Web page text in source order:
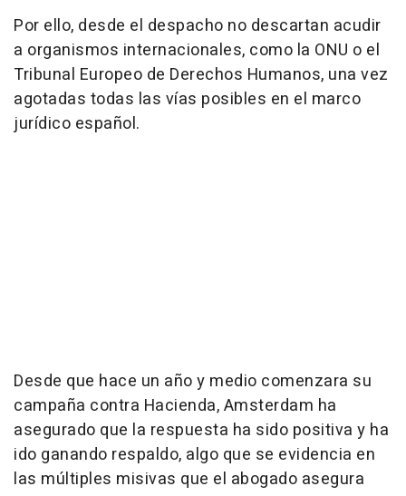
Por ello, desde el despacho no descartan acudir
a organismos internacionales, como la ONU o el
Tribunal Europeo de Derechos Humanos, una vez
agotadas todas las vías posibles en el marco
jurídico español.
Desde que hace un año y medio comenzara su
campaña contra Hacienda, Amsterdam ha
asegurado que la respuesta ha sido positiva y ha
ido ganando respaldo, algo que se evidencia en
las múltiples misivas que el abogado asegura